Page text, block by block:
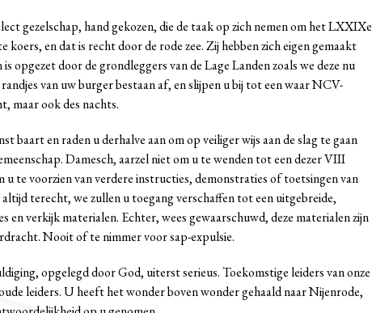
gezelschap, hand gekozen, die de taak op zich nemen om het LXXIXe
en dat is recht door de rode zee. Zij hebben zich eigen gemaakt
opgezet door de grondleggers van de Lage Landen zoals we deze nu
van uw burger bestaan af, en slijpen u bij tot een waar NCV-
maar ook des nachts.
baart en raden u derhalve aan om op veiliger wijs aan de slag te gaan
Damesch, aarzel niet om u te wenden tot een dezer VIII
u te voorzien van verdere instructies, demonstraties of toetsingen van
terecht, we zullen u toegang verschaffen tot een uitgebreide,
en verkijk materialen. Echter, wees gewaarschuwd, deze materialen zijn
Nooit of te nimmer voor sap-expulsie.
opgelegd door God, uiterst serieus. Toekomstige leiders van onze
leiders. U heeft het wonder boven wonder gehaald naar Nijenrode,